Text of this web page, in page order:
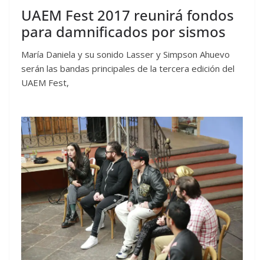
UAEM Fest 2017 reunirá fondos
para damnificados por sismos
María Daniela y su sonido Lasser y Simpson Ahuevo
serán las bandas principales de la tercera edición del
UAEM Fest,